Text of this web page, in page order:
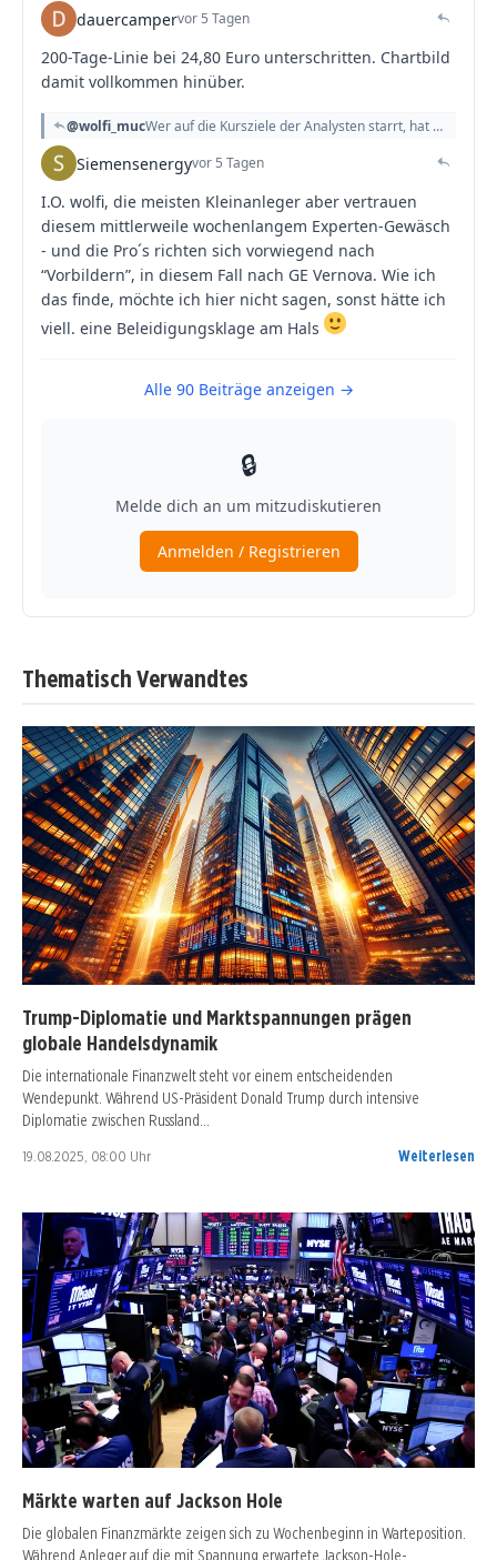
Thematisch Verwandtes
Trump-Diplomatie und Marktspannungen prägen
globale Handelsdynamik
Die internationale Finanzwelt steht vor einem entscheidenden
Wendepunkt. Während US-Präsident Donald Trump durch intensive
Diplomatie zwischen Russland…
19.08.2025, 08:00 Uhr Weiterlesen
Märkte warten auf Jackson Hole
Die globalen Finanzmärkte zeigen sich zu Wochenbeginn in Warteposition.
Während Anleger auf die mit Spannung erwartete Jackson-Hole-